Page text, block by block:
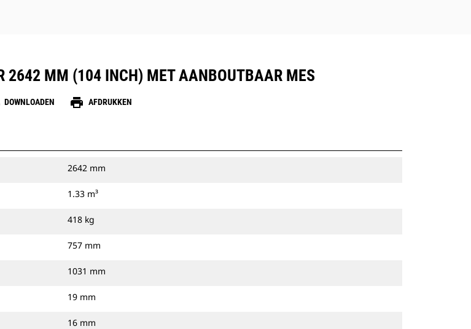
2642 MM (104 INCH) MET AANBOUTBAAR MES
DOWNLOADEN print AFDRUKKEN
2642 mm
1.33 m³
418 kg
757 mm
1031 mm
19 mm
16 mm